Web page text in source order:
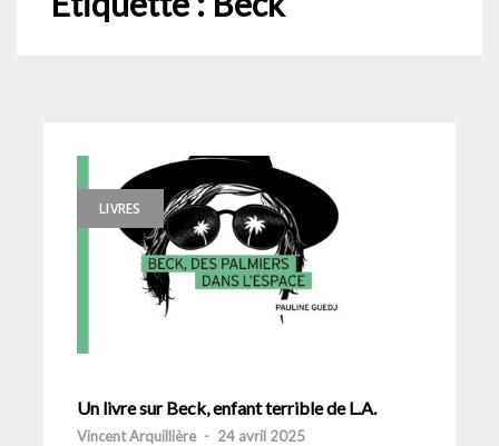
LIVRES
Un livre sur Beck, enfant terrible de L.A.
Vincent Arquillière - 24 avril 2025